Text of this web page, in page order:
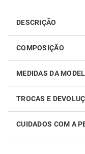
DESCRIÇÃO
Compre Chemisie
loja que reflete as
COMPOSIÇÃO
MEDIDAS DA
TROCAS E
Realizar sua troca
informações nolink
CUIDADOS COM A